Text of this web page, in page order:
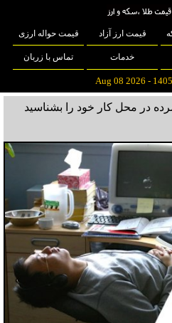
قیمت ارز آزاد قیمت حواله ارزی
خدمات تماس با زربان
در محل کار خود را بشناسید